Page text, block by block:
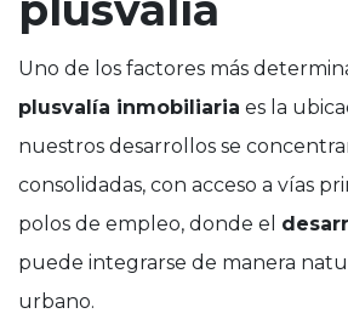
Uno de los factores más
plusvalía inmobiliaria es la
nuestros desarrollos se
consolidadas, con acceso a vías
polos de empleo, donde el
puede integrarse de manera
urbano.